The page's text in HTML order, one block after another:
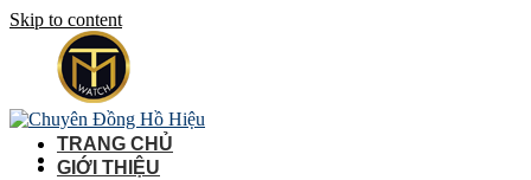
Skip to content
TRANG CHỦ
GIỚI THIỆU